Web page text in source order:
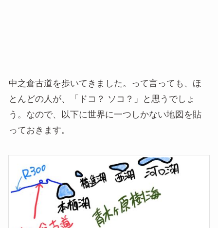
中之倉古道を歩いてきました。って言っても、ほ
とんどの人が、「ドコ？ ソコ？」と思うでしょ
う。なので、以下に世界に一つしかない地図を貼
っておきます。